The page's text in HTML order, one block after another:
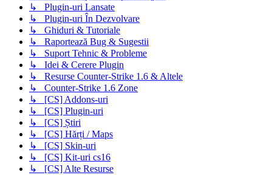
↳ Plugin-uri Lansate
↳ Plugin-uri În Dezvolvare
↳ Ghiduri & Tutoriale
↳ Raportează Bug & Sugestii
↳ Suport Tehnic & Probleme
↳ Idei & Cerere Plugin
↳ Resurse Counter-Strike 1.6 & Altele
↳ Counter-Strike 1.6 Zone
↳ [CS] Addons-uri
↳ [CS] Plugin-uri
↳ [CS] Știri
↳ [CS] Hărți / Maps
↳ [CS] Skin-uri
↳ [CS] Kit-uri cs16
↳ [CS] Alte Resurse